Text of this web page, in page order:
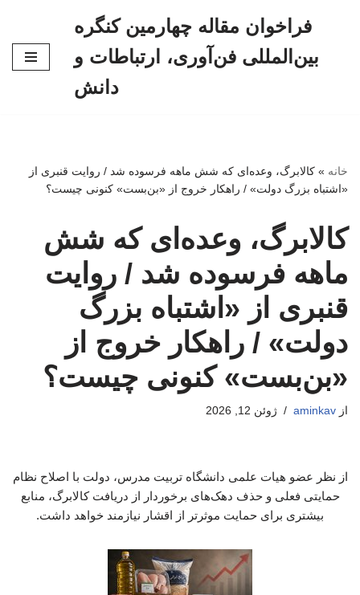
فراخوان مقاله چهارمین کنگره
بین‌المللی فن‌آوری، ارتباطات و
دانش
خانه » کالابرگ، وعده‌ای که شش ماهه فرسوده شد / روایت قنبری از
«اشتباه بزرگ دولت» / راهکار خروج از «بن‌بست» کنونی چیست؟
کالابرگ، وعده‌ای که شش
ماهه فرسوده شد / روایت
قنبری از «اشتباه بزرگ
دولت» / راهکار خروج از
«بن‌بست» کنونی چیست؟
از aminkav ژوئن 12, 2026
از نظر عضو هیات علمی دانشگاه تربیت مدرس، دولت با اصلاح نظام
حمایتی فعلی و حذف دهک‌های برخوردار از دریافت کالابرگ، منابع
بیشتری برای حمایت موثرتر از اقشار نیازمند خواهد داشت.